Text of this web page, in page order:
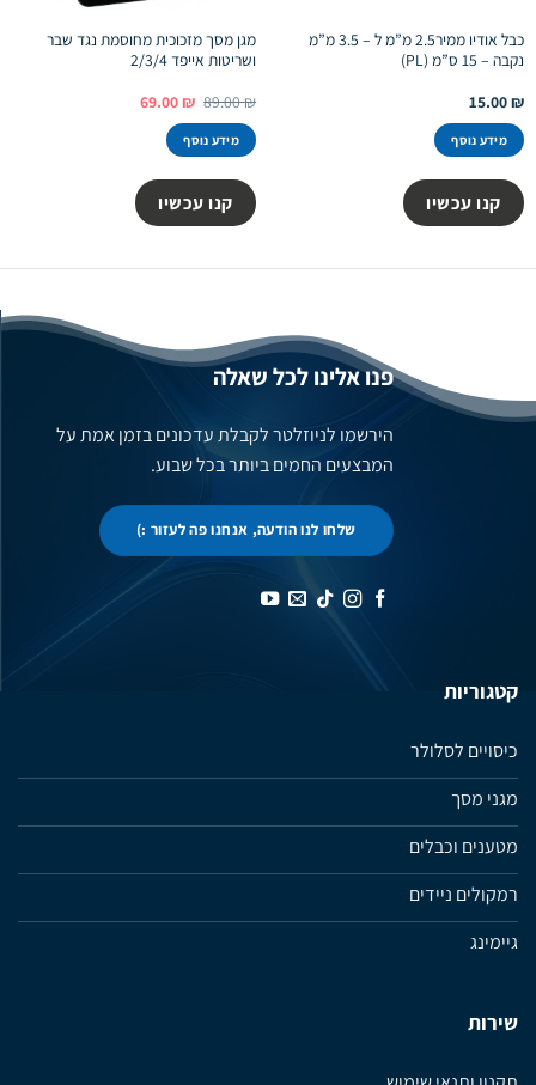
כבל אודיו ממיר2.5 מ”מ ל – 3.5 מ”מ
נקבה – 15 ס”מ (PL)
15.00₪
מידע נוסף
קנו עכשיו
מגן מסך מזכוכית מחוסמת נגד שבר
ושריטות אייפד 2/3/4
89.00₪ המחיר
היה:
89.00 ₪.
69.00₪ המחיר
מידע נוסף
קנו עכשיו
פנו אלינו לכל שאלה
הירשמו לניוזלטר לקבלת עדכונים בזמן אמת על
המבצעים החמים ביותר בכל שבוע.
שלחו לנו הודעה, אנחנו פה לעזור :)
קטגוריות
כיסויים לסלולר
מגני מסך
מטענים וכבלים
רמקולים ניידים
גיימינג
שירות